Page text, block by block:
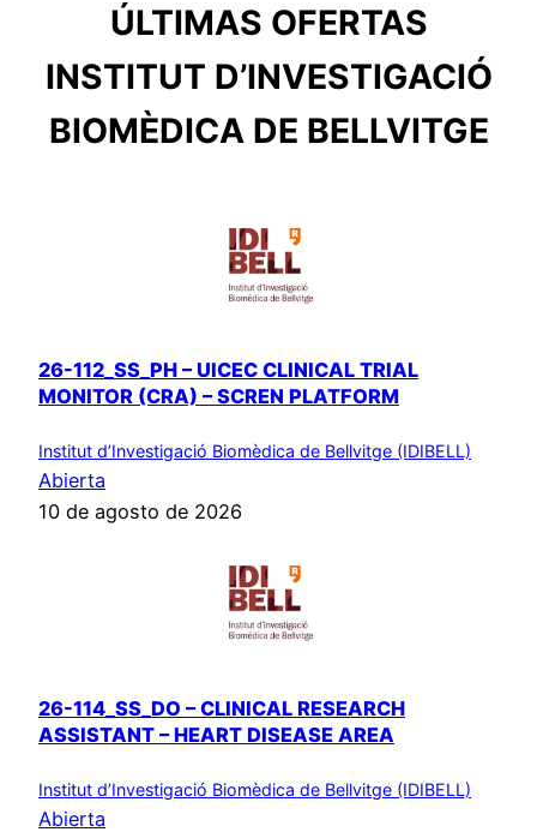
ÚLTIMAS OFERTAS
INSTITUT D’INVESTIGACIÓ
BIOMÈDICA DE BELLVITGE
26-112_SS_PH – UICEC CLINICAL TRIAL
MONITOR (CRA) – SCREN PLATFORM
Institut d’Investigació Biomèdica de Bellvitge (IDIBELL)
Abierta
10 de agosto de 2026
26-114_SS_DO – CLINICAL RESEARCH
ASSISTANT – HEART DISEASE AREA
Institut d’Investigació Biomèdica de Bellvitge (IDIBELL)
Abierta